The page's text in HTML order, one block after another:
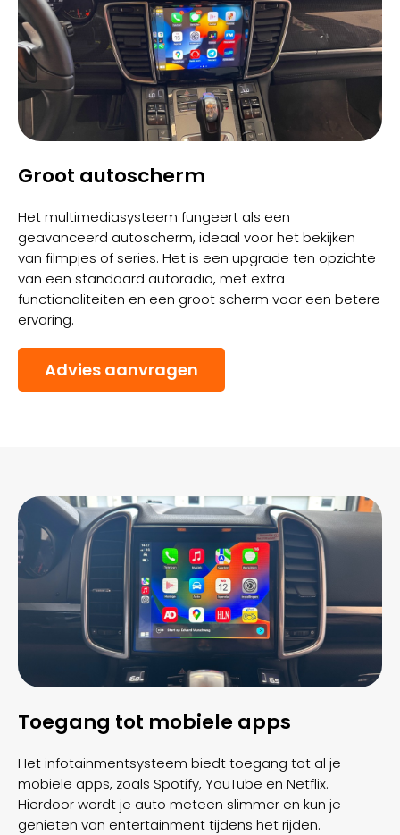
Groot autoscherm
Het multimediasysteem fungeert als een
geavanceerd autoscherm, ideaal voor het bekijken
van filmpjes of series. Het is een upgrade ten opzichte
van een standaard autoradio, met extra
functionaliteiten en een groot scherm voor een betere
ervaring.
Advies aanvragen
Toegang tot mobiele apps
Het infotainmentsysteem biedt toegang tot al je
mobiele apps, zoals Spotify, YouTube en Netflix.
Hierdoor wordt je auto meteen slimmer en kun je
genieten van entertainment tijdens het rijden.